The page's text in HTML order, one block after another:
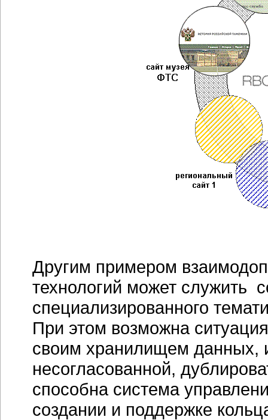
Другим примером
технологий может служить
специализированного
При этом возможна
своим хранилищем данных,
несогласованной,
способна система
создании и поддержке